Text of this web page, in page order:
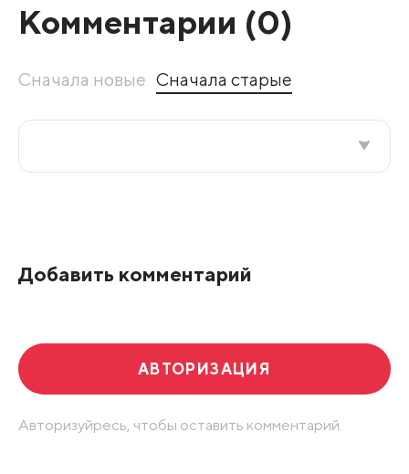
Комментарии (0)
Сначала новые Сначала старые
Добавить комментарий
АВТОРИЗАЦИЯ
Авторизуйресь, чтобы оставить комментарий.